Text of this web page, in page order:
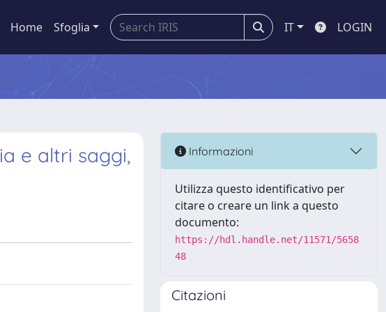
Home Sfoglia IT LOGIN
e altri saggi,
Informazioni
Utilizza questo identificativo per
citare o creare un link a questo
documento:
https://hdl.handle.net/11571/5658
48
Citazioni